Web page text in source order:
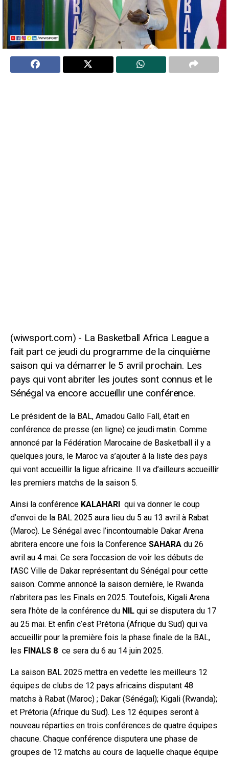
La Basketball Africa League a
fait part ce jeudi du programme de la cinquième
saison qui va démarrer le 5 avril prochain. Les
pays qui vont abriter les joutes sont connus et le
Sénégal va encore accueillir une conférence.
Le président de la BAL, Amadou Gallo Fall, était en
conférence de presse (en ligne) ce jeudi matin. Comme
annoncé par la Fédération Marocaine de Basketball il y a
quelques jours, le Maroc va s’ajouter à la liste des pays
qui vont accueillir la ligue africaine. Il va d’ailleurs accueillir
les premiers matchs de la saison 5.
Ainsi la conférence KALAHARI
qui va donner le coup
d’envoi de la BAL 2025 aura lieu du 5 au 13 avril à Rabat
(Maroc). Le Sénégal avec l’incontournable Dakar Arena
abritera encore une fois la Conference SAHARA du 26
avril au 4 mai. Ce sera l’occasion de voir les débuts de
l’ASC Ville de Dakar représentant du Sénégal pour cette
saison. Comme annoncé la saison dernière, le Rwanda
n’abritera pas les Finals en 2025. Toutefois, Kigali Arena
sera l’hôte de la conférence du NIL qui se disputera du 17
au 25 mai. Et enfin c’est Prétoria (Afrique du Sud) qui va
accueillir pour la première fois la phase finale de la BAL,
les FINALS 8 ce sera du 6 au 14 juin 2025.
La saison BAL 2025 mettra en vedette les meilleurs 12
équipes de clubs de 12 pays africains disputant 48
matchs à Rabat (Maroc) ; Dakar (Sénégal); Kigali (Rwanda);
et Prétoria (Afrique du Sud). Les 12 équipes seront à
nouveau réparties en trois conférences de quatre équipes
chacune. Chaque conférence disputera une phase de
groupes de 12 matchs au cours de laquelle chaque équipe